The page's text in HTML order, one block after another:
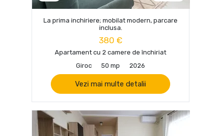
La prima inchiriere; mobilat modern, parcare
inclusa.
380 €
Apartament cu 2 camere de închiriat
Giroc
50 mp 2026
Vezi mai multe detalii